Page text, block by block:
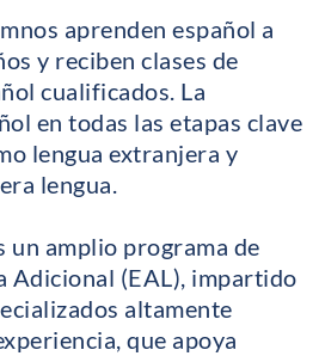
aprenden español a
y reciben clases de
cualificados. La
en todas las etapas clave
lengua extranjera y
lengua.
un amplio programa de
Adicional (EAL), impartido
altamente
que apoya